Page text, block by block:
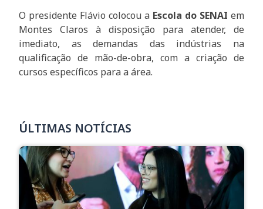
O presidente Flávio colocou a Escola do SENAI em
Montes Claros à disposição para atender, de
imediato, as demandas das indústrias na
qualificação de mão-de-obra, com a criação de
cursos específicos para a área.
ÚLTIMAS NOTÍCIAS